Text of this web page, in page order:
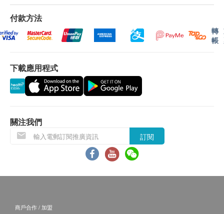
身高
血壓
體重
內科檢查
五官科檢查
視力檢查
電耳鏡
血脂
糖尿
如需電子報告，請於醫院向工作人員預留E-mail，或
致羅湖區婦幼保健院體檢門診電話：+86 0755-2551
2370；
預留郵寄地址，深圳市羅湖區婦幼保健院會在報告完
報告完成後到體檢門診領取。 免費列印紙質體檢報
告。
體檢報告完成後可預約醫生講解報告，客戶可選擇以
電話講解：請聯絡體檢門診醫生（聯絡電話：+86
0755-2551 2370）。
當面講解：體檢客戶在工作時間到體檢中心聼醫生當
付款方法
轉
帳
下載應用程式
關注我們
訂閱
商戶合作 / 加盟